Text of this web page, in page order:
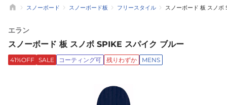
スノーボード スノーボード板 フリースタイル スノーボード 板 スノボ
エラン
スノーボード 板 スノボ SPIKE スパイク ブルー
41%OFF SALE コーティング可 残りわずか MENS